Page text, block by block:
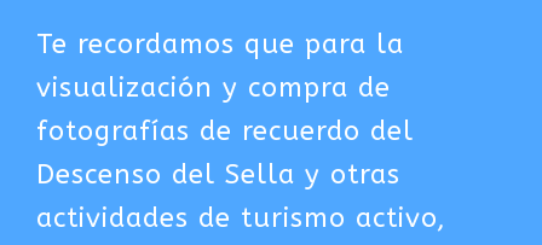
Te recordamos que para la
visualización y compra de
fotografías de recuerdo del
Descenso del Sella y otras
actividades de turismo activo,